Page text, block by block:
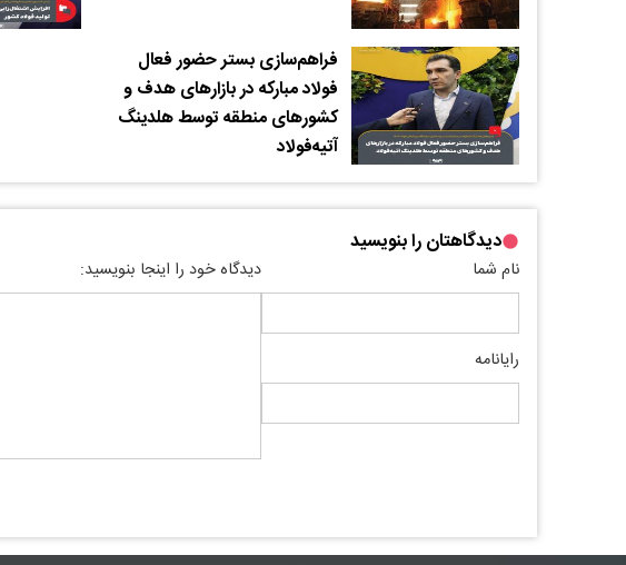
فراهم‌سازی بستر حضور فعال
فولاد مبارکه در بازارهای هدف و
کشورهای منطقه توسط هلدینگ
آتیه‌فولاد
دیدگاهتان را بنویسید
نام شما
رایانامه
دیدگاه خود را اینجا بنویسید: